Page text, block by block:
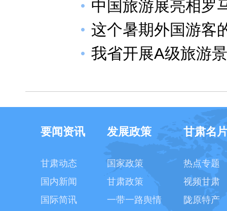
中国旅游展亮相罗
这个暑期外国游客
我省开展A级旅游
要闻资讯
甘肃动态
国内新闻
国际简讯
发展政策
国家政策
甘肃政策
一带一路舆情
甘肃名
热点专题
视频甘肃
陇原特产